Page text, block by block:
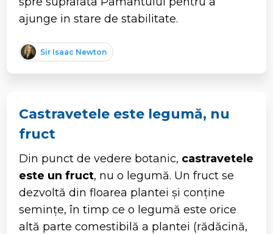
ajunge in stare de stabilitate.
Sir Isaac Newton
Castravetele este legumă, nu
fruct
Din punct de vedere botanic, castravetele
este un fruct, nu o legumă. Un fruct se
dezvoltă din floarea plantei și conține
semințe, în timp ce o legumă este orice
altă parte comestibilă a plantei (rădăcină,